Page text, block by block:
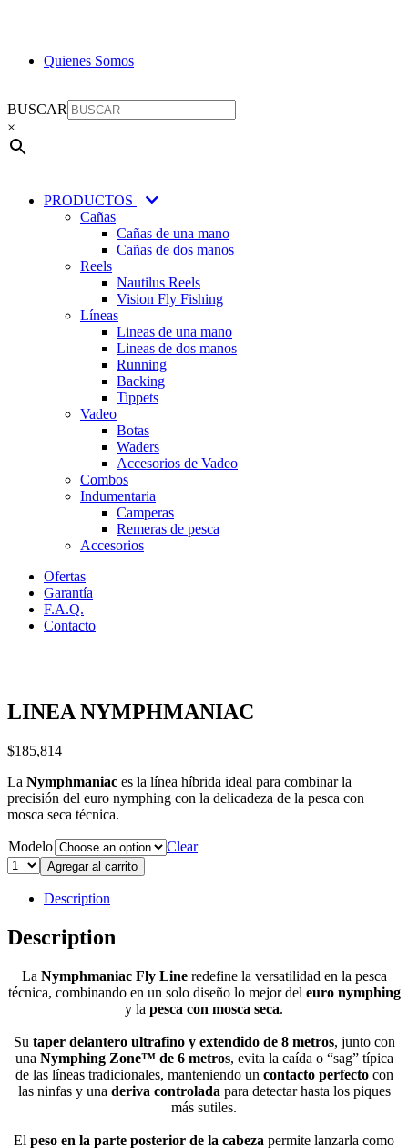
Skip
Quienes Somos
BUSCAR
×
PRODUCTOS
Cañas
Cañas de una mano
Cañas de dos manos
Reels
Nautilus Reels
Vision Fly Fishing
Líneas
Lineas de una mano
Lineas de dos manos
Running
Backing
Tippets
Vadeo
Botas
Waders
Accesorios de Vadeo
Combos
Indumentaria
Camperas
Remeras de pesca
Accesorios
Ofertas
Garantía
F.A.Q.
Contacto
LINEA NYMPHMANIAC
$185,814
La Nymphmaniac es la línea híbrida ideal para combinar la
precisión del euro nymphing con la delicadeza de la pesca con
mosca seca técnica.
Modelo Clear
Agregar al carrito
Description
Description
La Nymphmaniac Fly Lineredefine la versatilidad en la pesca
técnica, combinando en un solo diseño lo mejor del euro nymphing
y la pesca con mosca seca.
Su taper delantero ultrafino y extendido de 8 metros, junto con
una Nymphing Zone™ de 6 metros, evita la caída o “sag” típica
de las líneas tradicionales, manteniendo un contacto perfectocon
las ninfas y una deriva controlada para detectar hasta los piques
más sutiles.
El peso en la parte posterior de la cabeza permite lanzarla como